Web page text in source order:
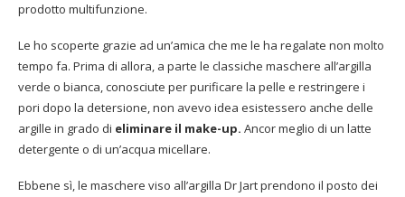
prodotto multifunzione.
Le ho scoperte grazie ad un’amica che me le ha regalate non molto
tempo fa. Prima di allora, a parte le classiche maschere all’argilla
verde o bianca, conosciute per purificare la pelle e restringere i
pori dopo la detersione, non avevo idea esistessero anche delle
argille in grado di eliminare il make-up. Ancor meglio di un latte
detergente o di un’acqua micellare.
Ebbene sì, le maschere viso all’argilla Dr Jart prendono il posto dei